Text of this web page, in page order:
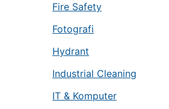
Fire Safety
Fotografi
Hydrant
Industrial Cleaning
IT & Komputer